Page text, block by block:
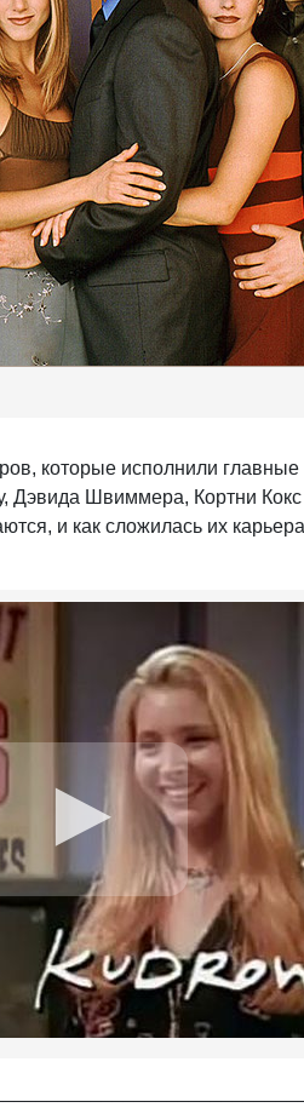
которые исполнили
Дэвида Швиммера, Кортни
и как сложилась их